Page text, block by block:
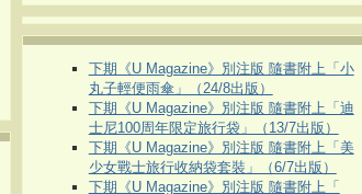
下期《U Magazine》別注版 隨書附上「小
丸子輕便雨傘」（24/8出版）
下期《U Magazine》別注版 隨書附上「迪
士尼100周年限定旅行袋」（13/7出版）
下期《U Magazine》別注版 隨書附上「美
少女戰士旅行收納袋套裝」（6/7出版）
下期《U Magazine》別注版 隨書附上「